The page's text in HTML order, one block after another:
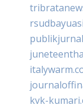
kvk-